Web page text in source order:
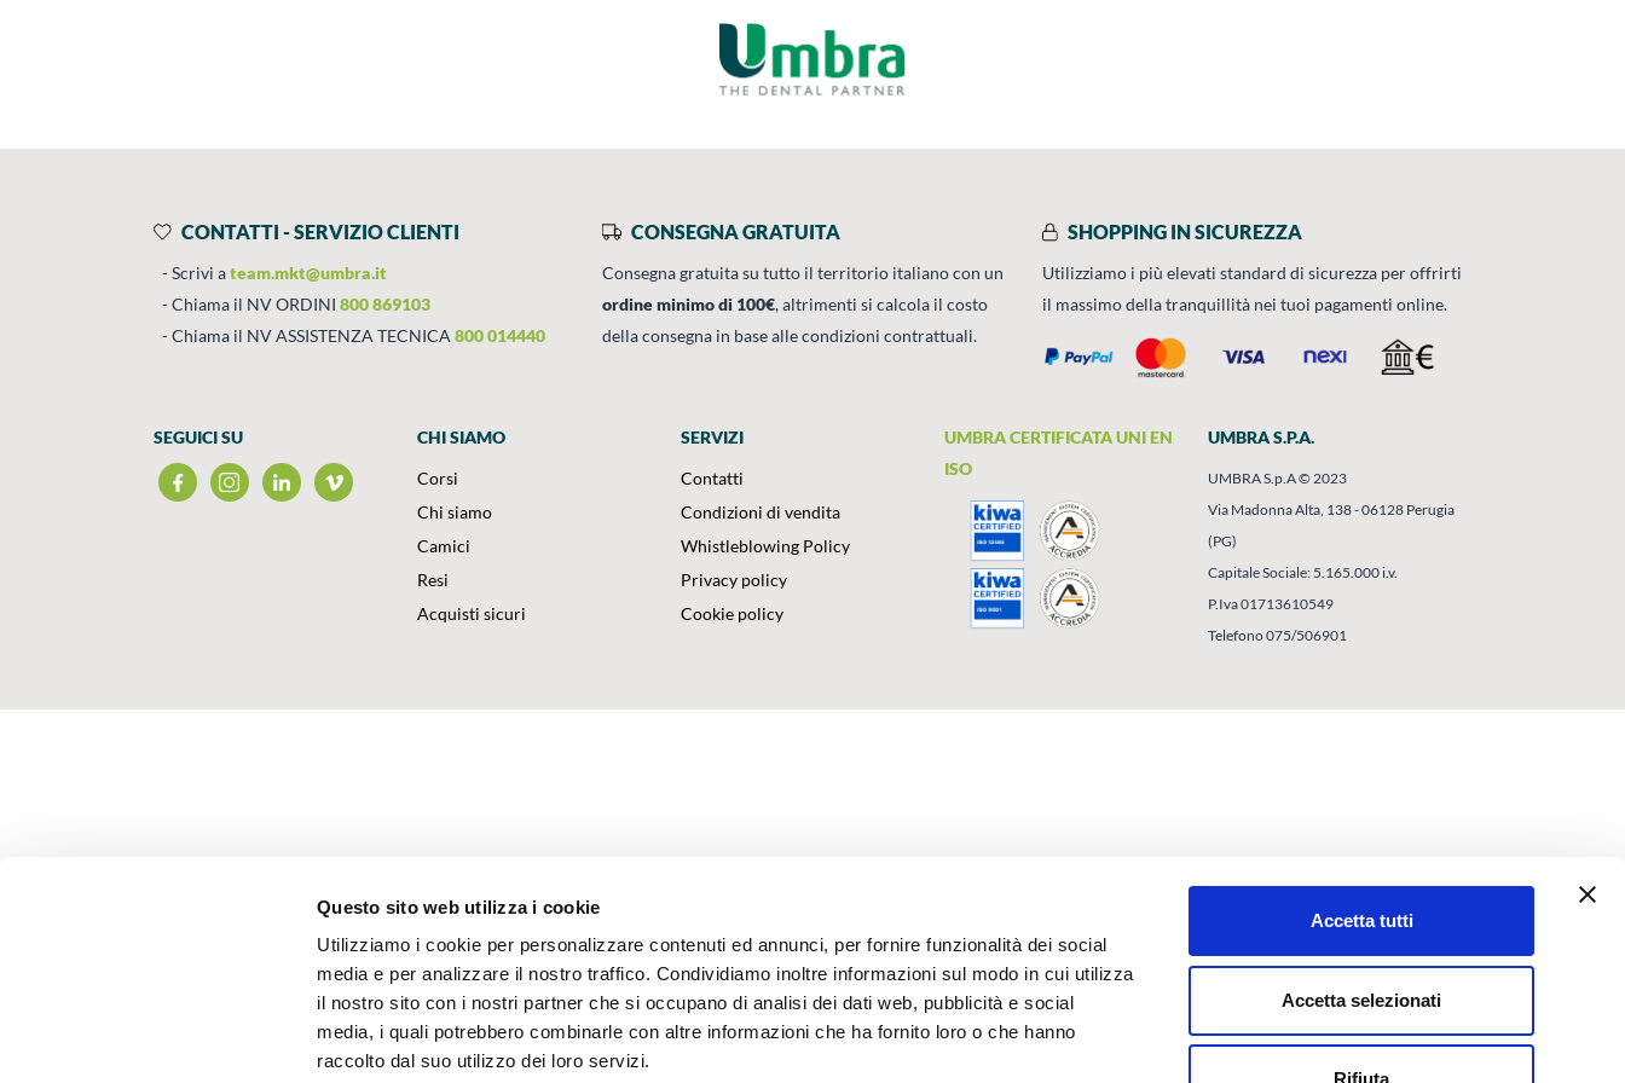
Questo sito web utilizza i cookie
Utilizziamo i cookie per personalizzare contenuti ed annunci, per fornire funzionalità dei social
media e per analizzare il nostro traffico. Condividiamo inoltre informazioni sul modo in cui utilizza
il nostro sito con i nostri partner che si occupano di analisi dei dati web, pubblicità e social
media, i quali potrebbero combinarle con altre informazioni che ha fornito loro o che hanno
raccolto dal suo utilizzo dei loro servizi.
Accetta tutti
Accetta selezionati
Rifiuta
CONTATTI - SERVIZIO CLIENTI
Scrivi ateam.mkt@umbra.it
Chiama il NV ORDINI 800 869103
Chiama il NV ASSISTENZA TECNICA 800 014440
CONSEGNA GRATUITA
Consegna gratuita su tutto il territorio italiano con un
ordine minimo di 100€, altrimenti si calcola il costo
della consegna in base alle condizioni contrattuali.
SHOPPING IN SICUREZZA
Utilizziamo i più elevati standard di sicurezza per offrirti
il massimo della tranquillità nei tuoi pagamenti online.
SEGUICI SU
CHI SIAMO
Corsi
Chi siamo
Camici
Resi
Acquisti sicuri
SERVIZI
Contatti
Condizioni di vendita
Whistleblowing Policy
Privacy policy
Cookie policy
UMBRA CERTIFICATA UNI EN
ISO
UMBRA S.P.A.
UMBRA S.p.A © 2023
Via Madonna Alta, 138 - 06128 Perugia
(PG)
Capitale Sociale: 5.165.000 i.v.
P.Iva 01713610549
Telefono 075/506901